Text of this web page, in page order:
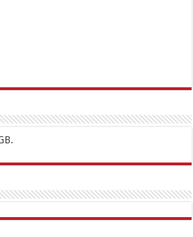
SupertotobetTipobetMatadorbetMariobet